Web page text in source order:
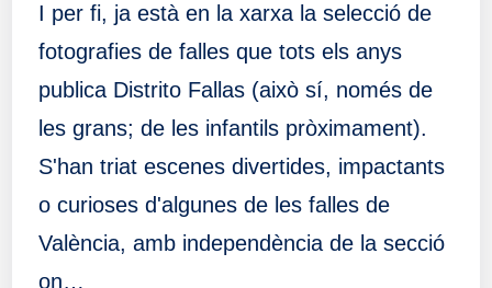
I per fi, ja està en la xarxa la selecció de
fotografies de falles que tots els anys
publica Distrito Fallas (això sí, només de
les grans; de les infantils pròximament).
S'han triat escenes divertides, impactants
o curioses d'algunes de les falles de
València, amb independència de la secció
on…